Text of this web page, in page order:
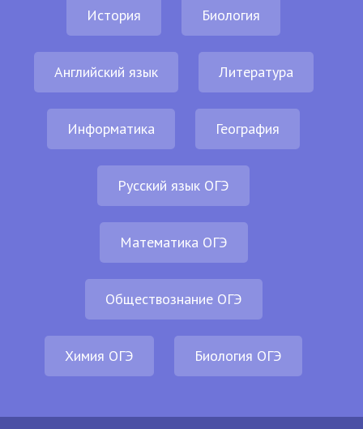
История Биология
Английский язык Литература
Информатика География
Русский язык ОГЭ
Математика ОГЭ
Обществознание ОГЭ
Химия ОГЭ Биология ОГЭ